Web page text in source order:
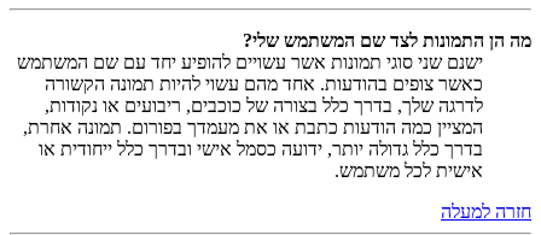
מה הן התמונות לצד שם המשתמש שלי?
ישנם שני סוגי תמונות אשר עשויים להופיע יחד עם שם המשתמש
כאשר צופים בהודעות. אחד מהם עשוי להיות תמונה הקשורה
לדרגה שלך, בדרך כלל בצורה של כוכבים, ריבועים או נקודות,
המציין כמה הודעות כתבת או את מעמדך בפורום. תמונה אחרת,
בדרך כלל גדולה יותר, ידועה כסמל אישי ובדרך כלל ייחודית או
אישית לכל משתמש.
חזרה למעלה